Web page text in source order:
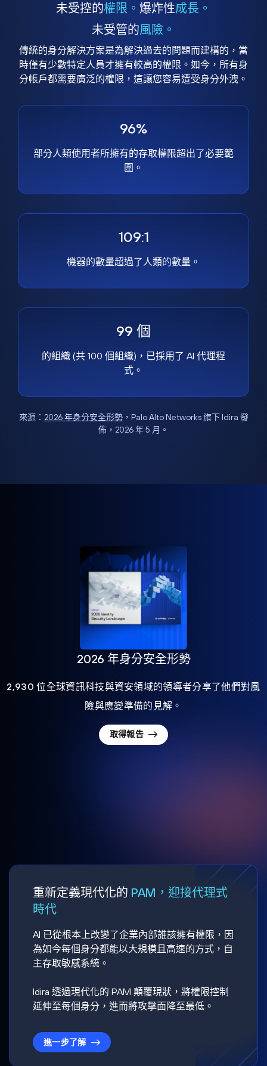
未受控的權限。 爆炸性成長。
未受管的風險。
傳統的身分解決方案是為解決過去的問題而建構的，當
時僅有少數特定人員才擁有較高的權限。如今，所有身
分帳戶都需要廣泛的權限，這讓您容易遭受身分外洩。
96%
部分人類使用者所擁有的存取權限超出了必要範
圍。
109:1
機器的數量超過了人類的數量。
99 個
的組織 (共 100 個組織)，已採用了 AI 代理程
式。
來源： 2026 年身分安全形勢，Palo Alto Networks 旗下 Idira 發
佈，2026 年 5 月。
2026 年身分安全形勢
2,930 位全球資訊科技與資安領域的領導者分享了他們對風
險與應變準備的見解。
取得報告
重新定義現代化的 PAM，迎接代理式
時代
AI 已從根本上改變了企業內部誰該擁有權限，因
為如今每個身分都能以大規模且高速的方式，自
主存取敏感系統。
Idira 透過現代化的 PAM 顛覆現狀，將權限控制
延伸至每個身分，進而將攻擊面降至最低。
進一步了解